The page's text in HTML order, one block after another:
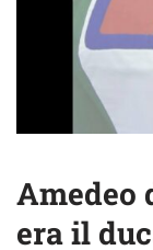
Amedeo
era il